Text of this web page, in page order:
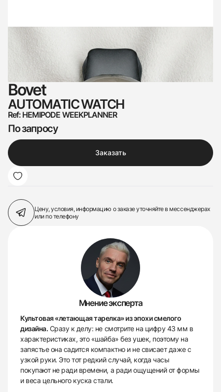
Bovet
AUTOMATIC WATCH
Ref: HEMIPODE WEEKPLANNER
По запросу
Заказать
Цену, условия, информацию о заказеуточняйте в мессенджерах
или по телефону
Мнение эксперта
Культовая «летающая тарелка» из эпохи смелого
дизайна. Сразу к делу: не смотрите на цифру 43 мм в
характеристиках, это «шайба» без ушек, поэтому на
запястье она садится компактно и не свисает даже с
узкой руки. Это тот редкий случай, когда часы
покупают не ради времени, а ради ощущений от формы
и веса цельного куска стали.